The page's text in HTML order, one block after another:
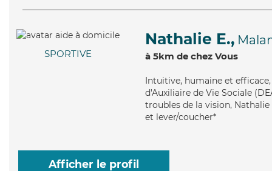
SPORTIVE
Nathalie E.,
à 5km de chez Vous
Intuitive, humaine et
d'Auxiliaire de Vie Sociale
troubles de la vision,
et lever/coucher*
Afficher le profil